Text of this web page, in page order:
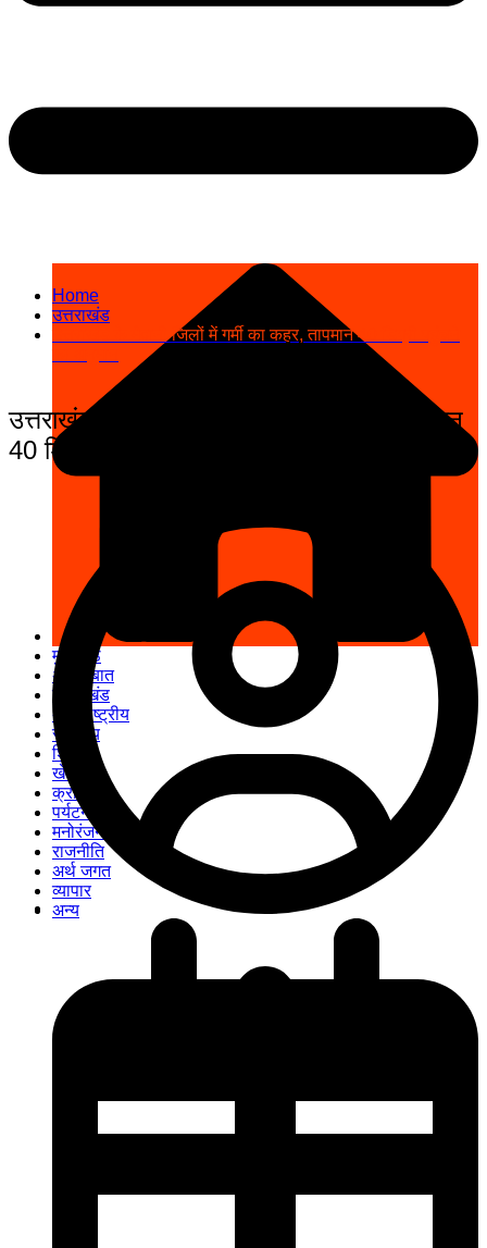
मुख पृष्ठ
अपनी बात
उत्तराखंड
अंतरराष्ट्रीय
स्वास्थ्य
शिक्षा
खेल
क्राइम
पर्यटन
मनोरंजन
राजनीति
अर्थ जगत
व्यापार
अन्य
Home
उत्तराखंड
उत्तराखंड के मैदानी जिलों में गर्मी का कहर, तापमान 40 डिग्री पहुंचने
उत्तराखंड के मैदानी जिलों में गर्मी का कहर, तापमान
40 डिग्री पहुंचने का अनुमान